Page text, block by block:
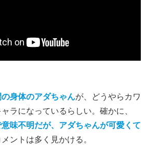
身体のアダちゃんが、どうやらカワ
ラになっているらしい。確かに、
意味不明だが、アダちゃんが可愛くて
ントは多く見かける。